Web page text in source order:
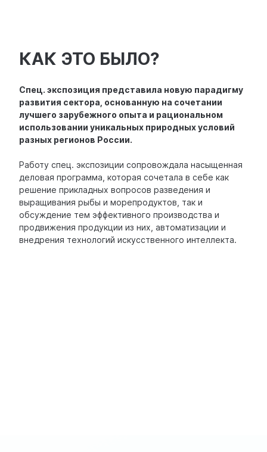
КАК ЭТО БЫЛО?
Спец. экспозиция представила новую парадигму
развития сектора, основанную на сочетании
лучшего зарубежного опыта и рациональном
использовании уникальных природных условий
разных регионов России.
Работу спец. экспозиции сопровождала насыщенная
деловая программа, которая сочетала в себе как
решение прикладных вопросов разведения и
выращивания рыбы и морепродуктов, так и
обсуждение тем эффективного производства и
продвижения продукции из них, автоматизации и
внедрения технологий искусственного интеллекта.